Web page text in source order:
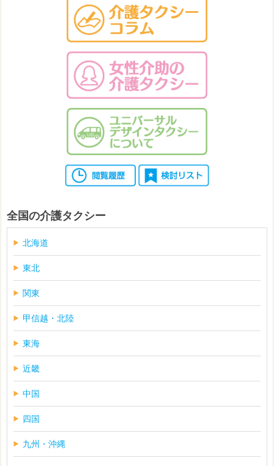
全国の介護タクシー
北海道
東北
関東
甲信越・北陸
東海
近畿
中国
四国
九州・沖縄